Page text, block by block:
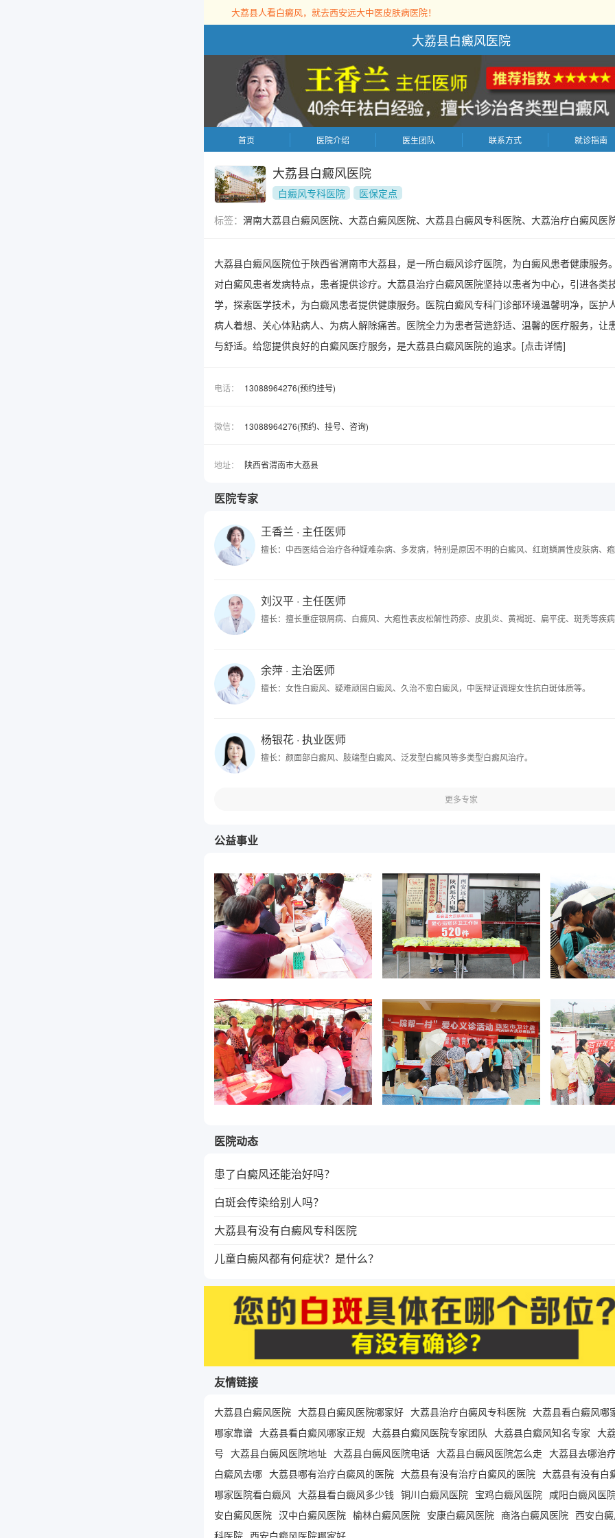
大荔县人看白癜风，就去西安远大中医皮肤病医院！
大荔县白癜风医院
首页 医院介绍 医生团队 联系方式 就诊指南
大荔县白癜风医院
白癜风专科医院
医保定点
标签： 渭南大荔县白癜风医院、大荔白癜风医院、大荔县白癜风专科医院、大荔治疗白癜风医
大荔县白癜风医院位于陕西省渭南市大荔县，是一所白癜风诊疗医院，为白癜风患者健康服务
对白癜风患者发病特点，患者提供诊疗。大荔县治疗白癜风医院坚持以患者为中心，引进各类
学，探索医学技术，为白癜风患者提供健康服务。医院白癜风专科门诊部环境温馨明净，医护
病人着想、关心体贴病人、为病人解除痛苦。医院全力为患者营造舒适、温馨的医疗服务，让
与舒适。给您提供良好的白癜风医疗服务，是大荔县白癜风医院的追求。 [点击详情]
电话： 13088964276(预约挂号)
微信： 13088964276(预约、挂号、咨询)
地址： 陕西省渭南市大荔县
医院专家
王香兰 · 主任医师
擅长：中西医结合治疗各种疑难杂病、多发病，特别是原因不明的白癜风、红斑鳞屑性皮肤病、
刘汉平· 主任医师
擅长：擅长重症银屑病、白癜风、大疱性表皮松解性药疹、皮肌炎、黄褐斑、扁平疣、斑秃等疾
余萍· 主治医师
擅长：女性白癜风、疑难顽固白癜风、久治不愈白癜风，中医辩证调理女性抗白斑体质等。
杨银花· 执业医师
擅长：颜面部白癜风、肢端型白癜风、泛发型白癜风等多类型白癜风治疗。
更多专家
公益事业
医院动态
患了白癜风还能治好吗？
白斑会传染给别人吗？
大荔县有没有白癜风专科医院
儿童白癜风都有何症状？是什么？
友情链接
大荔县白癜风医院 大荔县白癜风医院哪家好 大荔县治疗白癜风专科医院 大荔县看白癜风哪
哪家靠谱 大荔县看白癜风哪家正规 大荔县白癜风医院专家团队 大荔县白癜风知名专家 大
号 大荔县白癜风医院地址 大荔县白癜风医院电话 大荔县白癜风医院怎么走 大荔县去哪治
白癜风去哪 大荔县哪有治疗白癜风的医院 大荔县有没有治疗白癜风的医院 大荔县有没有白
哪家医院看白癜风 大荔县看白癜风多少钱 铜川白癜风医院 宝鸡白癜风医院 咸阳白癜风医
安白癜风医院 汉中白癜风医院 榆林白癜风医院 安康白癜风医院 商洛白癜风医院 西安白
科医院 西安白癜风医院哪家好